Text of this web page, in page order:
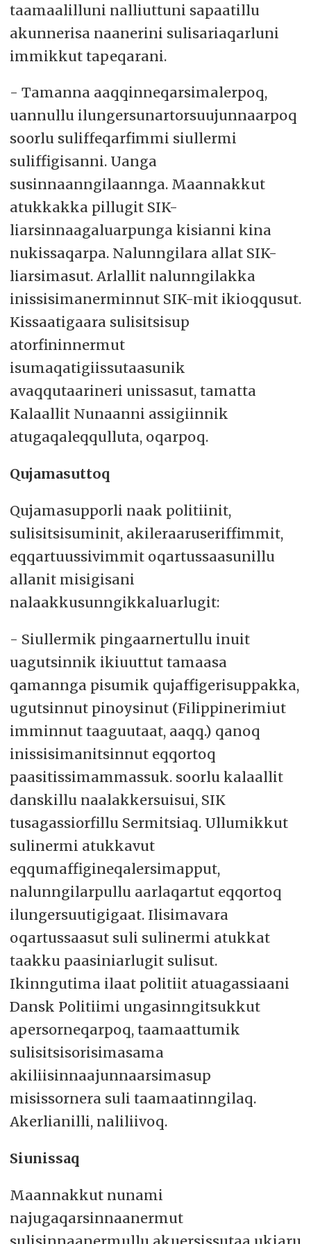
taamaalilluni nalliuttuni sapaatillu
akunnerisa naanerini sulisariaqarluni
immikkut tapeqarani.
- Tamanna aaqqinneqarsimalerpoq,
uannullu ilungersunartorsuujunnaarpoq
soorlu suliffeqarfimmi siullermi
suliffigisanni. Uanga
susinnaanngilaannga. Maannakkut
atukkakka pillugit SIK-
liarsinnaagaluarpunga kisianni kina
nukissaqarpa. Nalunngilara allat SIK-
liarsimasut. Arlallit nalunngilakka
inissisimanerminnut SIK-mit ikioqqusut.
Kissaatigaara sulisitsisup
atorfininnermut
isumaqatigiissutaasunik
avaqqutaarineri unissasut, tamatta
Kalaallit Nunaanni assigiinnik
atugaqaleqqulluta, oqarpoq.
Qujamasuttoq
Qujamasupporli naak politiinit,
sulisitsisuminit, akileraaruseriffimmit,
eqqartuussivimmit oqartussaasunillu
allanit misigisani
nalaakkusunngikkaluarlugit:
- Siullermik pingaarnertullu inuit
uagutsinnik ikiuuttut tamaasa
qamannga pisumik qujaffigerisuppakka,
ugutsinnut pinoysinut (Filippinerimiut
imminnut taaguutaat, aaqq.) qanoq
inissisimanitsinnut eqqortoq
paasitissimammassuk. soorlu kalaallit
danskillu naalakkersuisui, SIK
tusagassiorfillu Sermitsiaq. Ullumikkut
sulinermi atukkavut
eqqumaffigineqalersimapput,
nalunngilarpullu aarlaqartut eqqortoq
ilungersuutigigaat. Ilisimavara
oqartussaasut suli sulinermi atukkat
taakku paasiniarlugit sulisut.
Ikinngutima ilaat politiit atuagassiaani
Dansk Politiimi ungasinngitsukkut
apersorneqarpoq, taamaattumik
sulisitsisorisimasama
akiliisinnaajunnaarsimasup
misissornera suli taamaatinngilaq.
Akerlianilli, naliliivoq.
Siunissaq
Maannakkut nunami
najugaqarsinnaanermut